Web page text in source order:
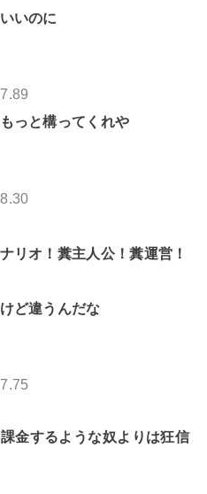
いのに
っと構ってくれや
リオ！糞主人公！糞運営！
ど違うんだな
金するような奴よりは狂信